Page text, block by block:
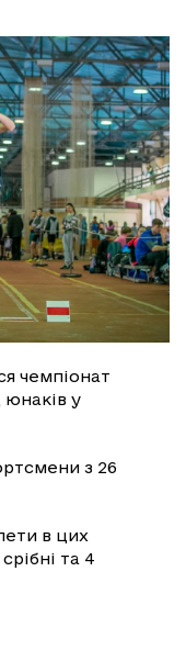
чемпіонат
юнаків у
з 26
в цих
та 4